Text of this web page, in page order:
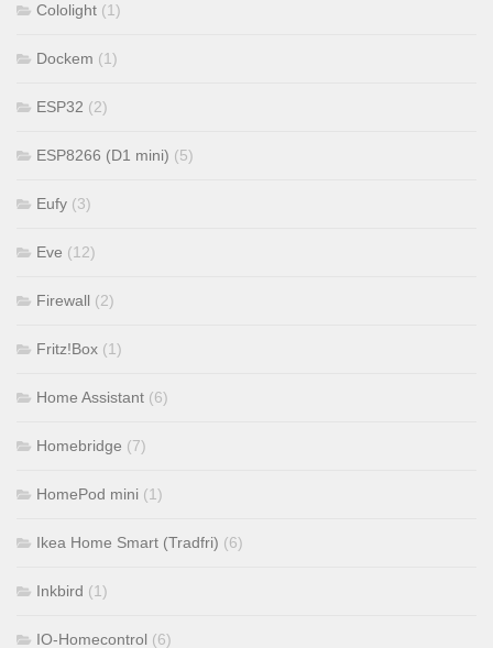
Cololight (1)
Dockem (1)
ESP32 (2)
ESP8266 (D1 mini) (5)
Eufy (3)
Eve (12)
Firewall (2)
Fritz!Box (1)
Home Assistant (6)
Homebridge (7)
HomePod mini (1)
Ikea Home Smart (Tradfri) (6)
Inkbird (1)
IO-Homecontrol (6)